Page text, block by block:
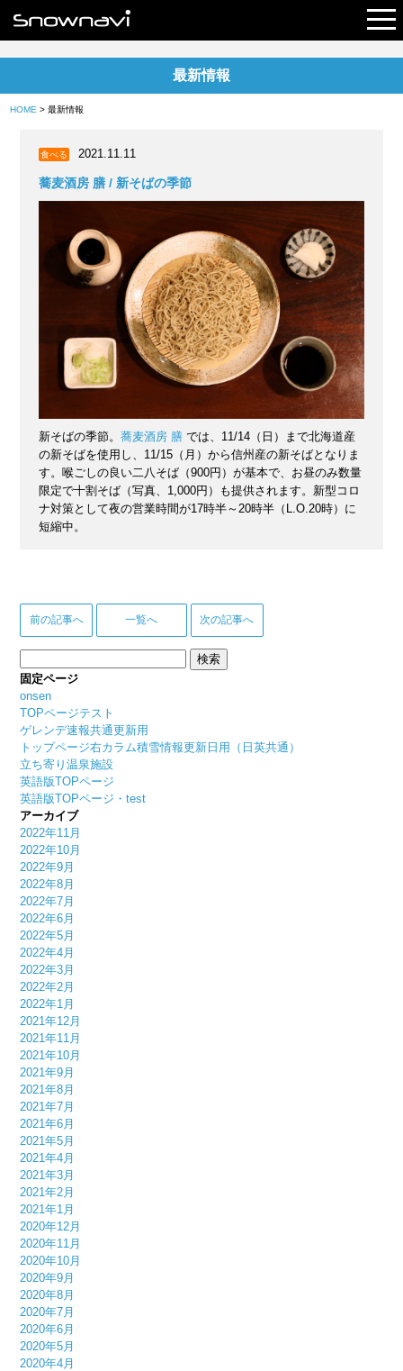
最新情報
HOME > 最新情報
食べる 2021.11.11
蕎麦酒房 膳 / 新そばの季節
新そばの季節。 蕎麦酒房 膳では、11/14（日）まで北海道産
の新そばを使用し、11/15（月）から信州産の新そばとなりま
す。喉ごしの良い二八そば（900円）が基本で、お昼のみ数量
限定で十割そば（写真、1,000円）も提供されます。新型コロ
ナ対策として夜の営業時間が17時半～20時半（L.O.20時）に
短縮中。
前の記事へ 一覧へ 次の記事へ
索:
固定ページ
onsen
TOPページテスト
ゲレンデ速報共通更新用
トップページ右カラム積雪情報更新日用（日英共通）
立ち寄り温泉施設
英語版TOPページ
英語版TOPページ・test
アーカイブ
2022年11月
2022年10月
2022年9月
2022年8月
2022年7月
2022年6月
2022年5月
2022年4月
2022年3月
2022年2月
2022年1月
2021年12月
2021年11月
2021年10月
2021年9月
2021年8月
2021年7月
2021年6月
2021年5月
2021年4月
2021年3月
2021年2月
2021年1月
2020年12月
2020年11月
2020年10月
2020年9月
2020年8月
2020年7月
2020年6月
2020年5月
2020年4月